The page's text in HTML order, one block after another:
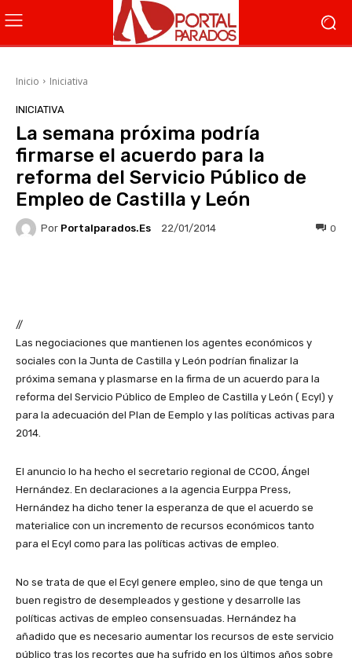
Inicio Iniciativa
INICIATIVA
La semana próxima podría
firmarse el acuerdo para la
reforma del Servicio Público de
Empleo de Castilla y León
Por Portalparados.es 22/01/2014 0
//
Las negociaciones que mantienen los agentes económicos y
sociales con la Junta de Castilla y León podrían finalizar la
próxima semana y plasmarse en la firma de un acuerdo para la
reforma del Servicio Público de Empleo de Castilla y León ( Ecyl) y
para la adecuación del Plan de Eemplo y las políticas activas para
2014.
El anuncio lo ha hecho el secretario regional de CCOO, Ángel
Hernández. En declaraciones a la agencia Eurppa Press,
Hernández ha dicho tener la esperanza de que el acuerdo se
materialice con un incremento de recursos económicos tanto
para el Ecyl como para las políticas activas de empleo.
No se trata de que el Ecyl genere empleo, sino de que tenga un
buen registro de desempleados y gestione y desarrolle las
políticas activas de empleo consensuadas. Hernández ha
añadido que es necesario aumentar los recursos de este servicio
público tras los recortes que ha sufrido en los últimos años sobre